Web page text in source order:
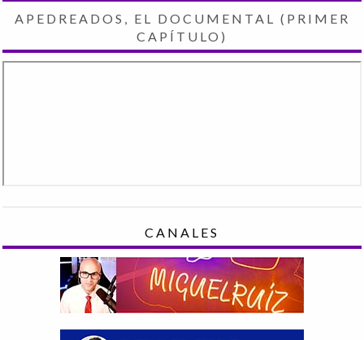
APEDREADOS, EL DOCUMENTAL (PRIMER
CAPÍTULO)
CANALES